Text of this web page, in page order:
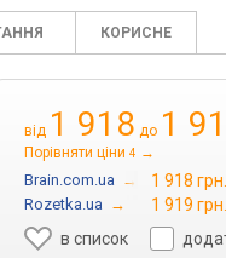
КОРИСНЕ
від 1 918 до 1
Порівняти ціни 4 →
Brain.com.ua → 1 918 грн.
Rozetka.ua → 1 919 грн.
в список